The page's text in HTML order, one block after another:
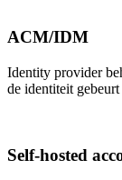
ACM/IDM
Identity provider
de identiteit
Self-hosted